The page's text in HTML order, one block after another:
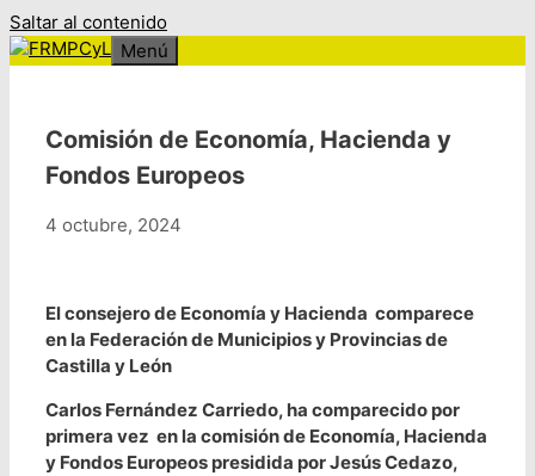
Saltar al contenido
Menú
Comisión de Economía, Hacienda y
Fondos Europeos
4 octubre, 2024
El consejero de Economía y Hacienda comparece
en la Federación de Municipios y Provincias de
Castilla y León
Carlos Fernández Carriedo, ha comparecido por
primera vez en la comisión de Economía, Hacienda
y Fondos Europeos presidida por Jesús Cedazo,